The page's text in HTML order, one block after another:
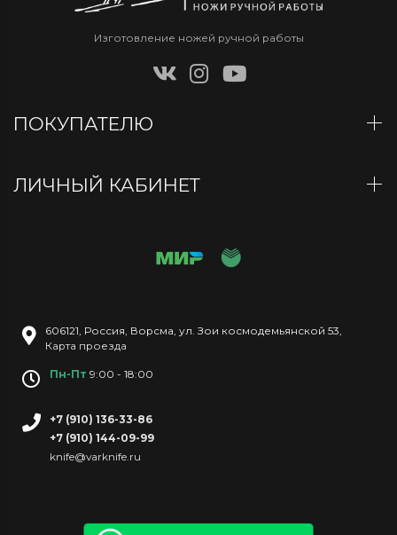
Изготовление ножей ручной работы
ПОКУПАТЕЛЮ
ЛИЧНЫЙ КАБИНЕТ
606121, Россия, Ворсма, ул. Зои космодемьянской 53,
Карта проезда
Пн-Пт 9:00 - 18:00
+7 (910) 136-33-86
+7 (910) 144-09-99
knife@varknife.ru
Copyright © 2026 Все права защищены.